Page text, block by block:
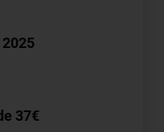
37€